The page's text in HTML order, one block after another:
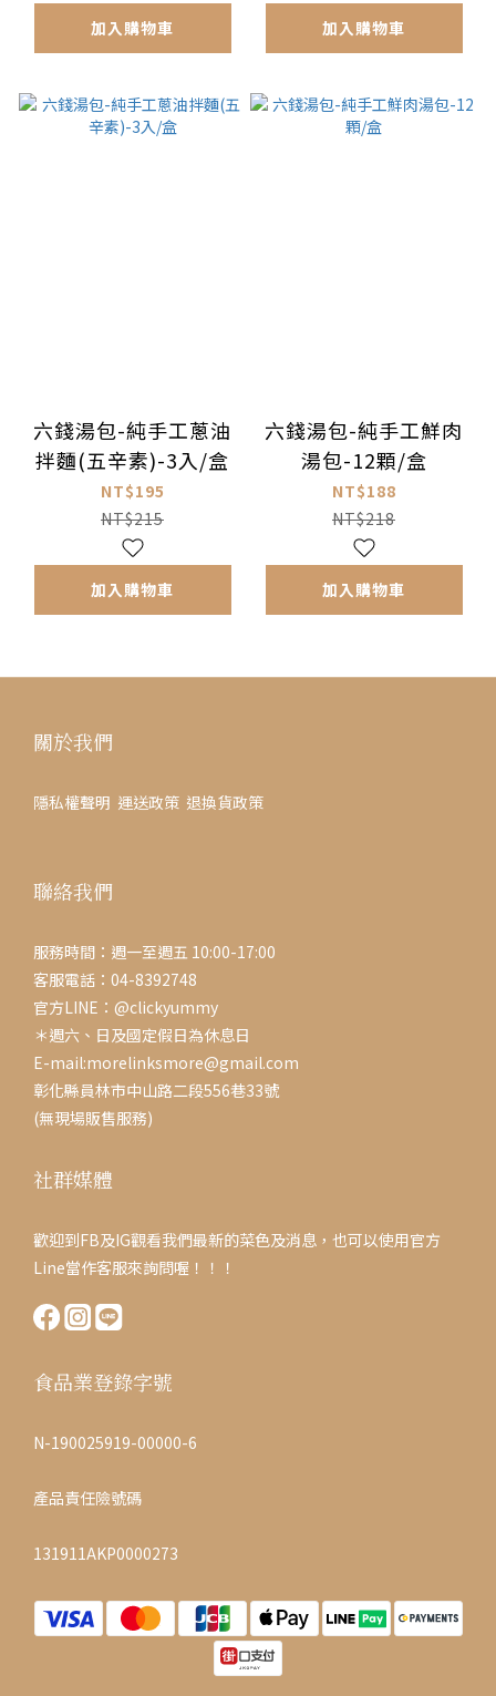
加入購物車 加入購物車
六錢湯包-純手工蔥油
拌麵(五辛素)-3入/盒
NT$195
NT$215
加入購物車
六錢湯包-純手工鮮肉
湯包-12顆/盒
NT$188
NT$218
加入購物車
關於我們
隱私權聲明 運送政策 退換貨政策
聯絡我們
服務時間：週一至週五 10:00-17:00
客服電話：04-8392748
官方LINE：@clickyummy
＊週六、日及國定假日為休息日
E-mail:morelinksmore@gmail.com
彰化縣員林市中山路二段556巷33號
(無現場販售服務)
社群媒體
歡迎到FB及IG觀看我們最新的菜色及消息，也可以使用官方
Line當作客服來詢問喔！！！
食品業登錄字號
N-190025919-00000-6
產品責任險號碼
131911AKP0000273